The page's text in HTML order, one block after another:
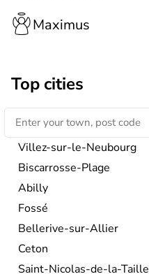
Maximus
Top cities
Villez-sur-le-Neubourg
Biscarrosse-Plage
Abilly
Fossé
Bellerive-sur-Allier
Ceton
Saint-Nicolas-de-la-Taille